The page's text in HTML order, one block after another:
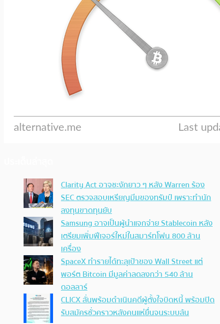
Clarity Act อาจชะงักยาว ๆ หลัง Warren ร้อง
SEC ตรวจสอบเหรียญมีมของทรัมป์ เพราะทำนัก
ลงทุนขาดทุนยับ
Samsung อาจเป็นผู้นำแจกจ่าย Stablecoin หลัง
เตรียมเพิ่มฟีเจอร์ใหม่ในสมาร์ทโฟน 800 ล้าน
เครื่อง
SpaceX ทำรายได้ทะลุเป้าของ Wall Street แต่
พอร์ต Bitcoin มีมูลค่าลดลงกว่า 540 ล้าน
ดอลลาร์
CLICX ลั่นพร้อมดำเนินคดีผู้ตั้งใจบิดหนี้ พร้อมปิด
รับสมัครชั่วคราวหลังคนแห่ยื่นจนระบบล้น